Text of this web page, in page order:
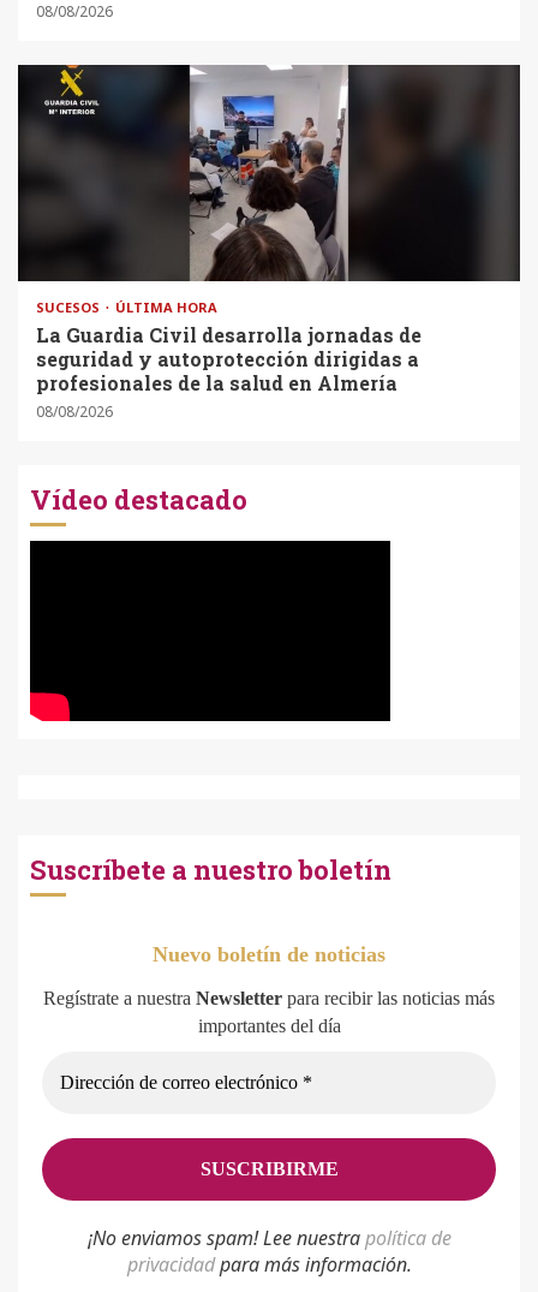
08/08/2026
SUCESOS ÚLTIMA HORA
La Guardia Civil desarrolla jornadas de
seguridad y autoprotección dirigidas a
profesionales de la salud en Almería
08/08/2026
Vídeo destacado
Suscríbete a nuestro boletín
Nuevo boletín de noticias
Regístrate a nuestra Newsletter para recibir las noticias más
importantes del día
¡No enviamos spam! Lee nuestrapolítica de
privacidadpara más información.